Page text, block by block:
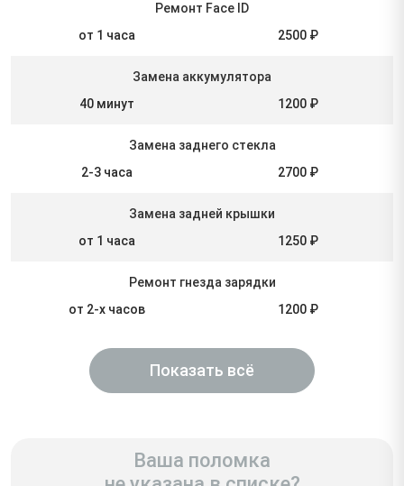
Ремонт Face ID
от 1 часа
2500 ₽
Замена аккумулятора
40 минут
1200 ₽
Замена заднего стекла
2-3 часа
2700 ₽
Замена задней крышки
от 1 часа
1250 ₽
Ремонт гнезда зарядки
от 2-х часов
1200 ₽
Показать всё
Ваша поломка